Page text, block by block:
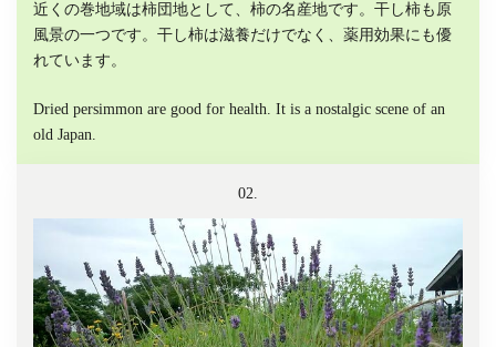
​近くの巻地域は柿団地として、柿の名産地です。干し柿も原
風景の一つです。干し柿は滋養だけでなく、薬用効果にも優
れています。
Dried persimmon are good for health. It is a nostalgic scene of an
old Japan.​
02.